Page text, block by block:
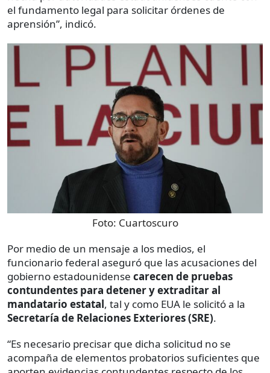
el fundamento legal para solicitar órdenes de
aprensión”, indicó.
Foto: Cuartoscuro
Por medio de un mensaje a los medios, el
funcionario federal aseguró que las acusaciones del
gobierno estadounidense carecen de pruebas
contundentes para detener y extraditar al
mandatario estatal, tal y como EUA le solicitó a la
Secretaría de Relaciones Exteriores (SRE).
“Es necesario precisar que dicha solicitud no se
acompaña de elementos probatorios suficientes que